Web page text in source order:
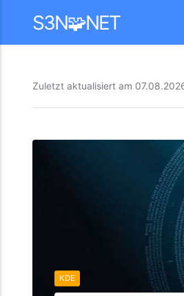
S3N🧩NET
Zuletzt aktualisiert am
KDE